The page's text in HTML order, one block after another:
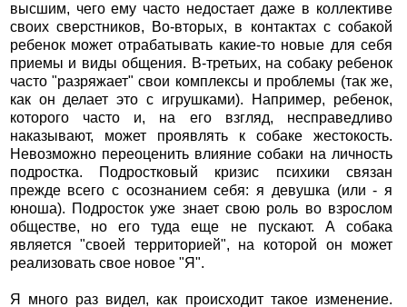
высшим, чего ему часто недостает даже в коллективе
своих сверстников, Во-вторых, в контактах с собакой
ребенок может отрабатывать какие-то новые для себя
приемы и виды общения. В-третьих, на собаку ребенок
часто "разряжает" свои комплексы и проблемы (так же,
как он делает это с игрушками). Например, ребенок,
которого часто и, на его взгляд, несправедливо
наказывают, может проявлять к собаке жестокость.
Невозможно переоценить влияние собаки на личность
подростка. Подростковый кризис психики связан
прежде всего с осознанием себя: я девушка (или - я
юноша). Подросток уже знает свою роль во взрослом
обществе, но его туда еще не пускают. А собака
является "своей территорией", на которой он может
реализовать свое новое "Я".
Я много раз видел, как происходит такое изменение.